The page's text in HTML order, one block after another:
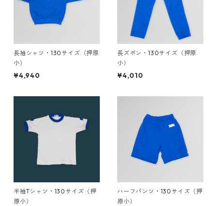
長袖シャツ・130サイズ（押原
小）
¥4,940
長ズボン・130サイズ（押原
小）
¥4,010
半袖Tシャツ・130サイズ（押
原小）
ハーフパンツ・130サイズ（押
原小）